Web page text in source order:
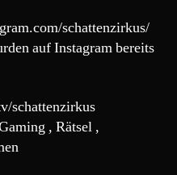
schattenzirkus/
auf Instagram bereits
schattenzirkus
, Rätsel ,